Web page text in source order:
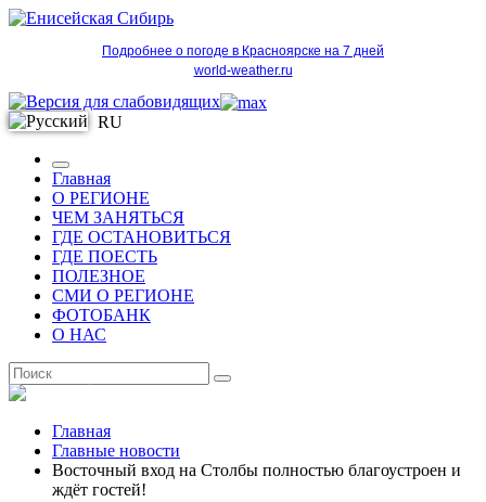
Подробнее о погоде в Красноярске на 7 дней
world-weather.ru
RU
Главная
О РЕГИОНЕ
ЧЕМ ЗАНЯТЬСЯ
ГДЕ ОСТАНОВИТЬСЯ
ГДЕ ПОЕСТЬ
ПОЛЕЗНОЕ
СМИ О РЕГИОНЕ
ФОТОБАНК
О НАС
Главная
Главные новости
Восточный вход на Столбы полностью благоустроен и
ждёт гостей!